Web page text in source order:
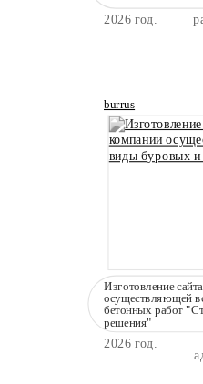
2026 год.
burrus
Изготовление
осуществляющей
бетонных работ
решения"
2026 год.